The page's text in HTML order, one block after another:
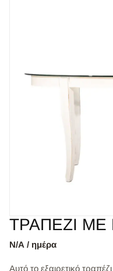
ΤΡΑΠΕΖΙ
Ν/Α / ημέρα
Αυτό το εξαιρετικό